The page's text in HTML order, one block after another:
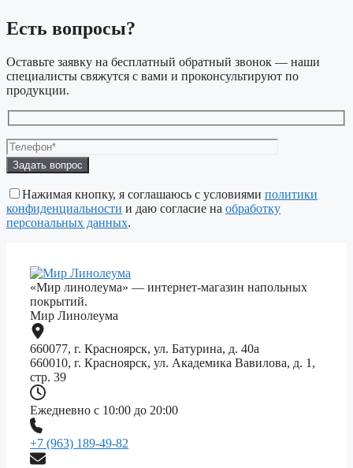
Есть вопросы?
Оставьте заявку на бесплатный обратный звонок — наши
специалисты свяжутся с вами и проконсультируют по
продукции.
Оставьте
это
поле
пустым.
Нажимая кнопку, я соглашаюсь с условиями политики
конфиденциальности и даю согласие на обработку
персональных данных.
«Мир линолеума» — интернет-магазин напольных
покрытий.
Мир Линолеума
660077, г. Красноярск, ул. Батурина, д. 40а
660010, г. Красноярск, ул. Академика Вавилова, д. 1,
стр. 39
Ежедневно с 10:00 до 20:00
+7 (963) 189-49-82